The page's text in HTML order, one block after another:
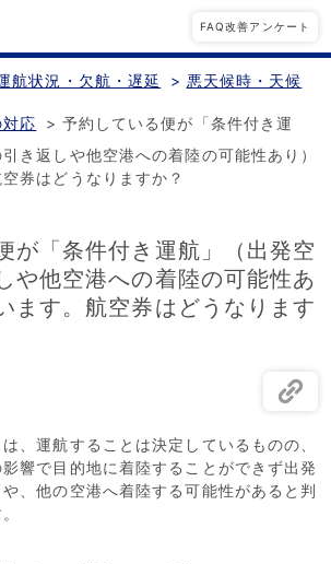
FAQ改善アンケート
航状況・欠航・遅延 > 悪天候時・天候
応 > 予約している便が「条件付き運
き返しや他空港への着陸の可能性あり）
券はどうなりますか？
が「条件付き運航」（出発空
や他空港への着陸の可能性あ
ます。航空券はどうなります
は、運航することは決定しているものの、
響で目的地に着陸することができず出発
、他の空港へ着陸する可能性があると判